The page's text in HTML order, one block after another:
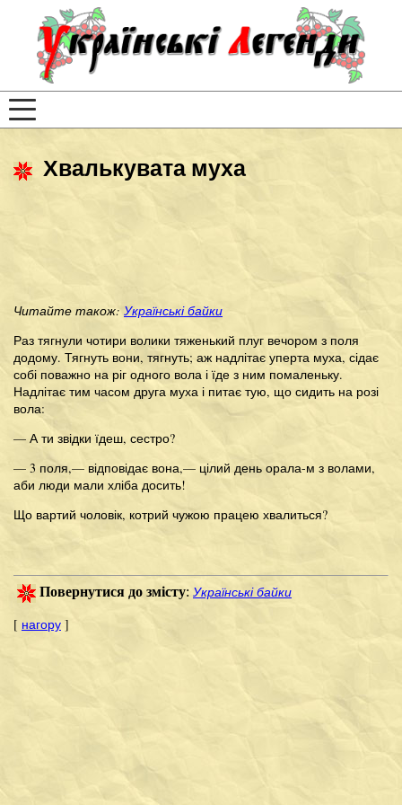
Хвалькувата муха
Читайте також: Українські байки
Раз тягнули чотири волики тяженький плуг вечором з поля
додому. Тягнуть вони, тягнуть; аж надлітає уперта муха, сідає
собі поважно на ріг одного вола і їде з ним помаленьку.
Надлітає тим часом друга муха і питає тую, що сидить на розі
вола:
— А ти звідки їдеш, сестро?
— 3 поля,— відповідає вона,— цілий день орала-м з волами,
аби люди мали хліба досить!
Що вартий чоловік, котрий чужою працею хвалиться?
Повернутися до змісту: Українські байки
[ нагору ]